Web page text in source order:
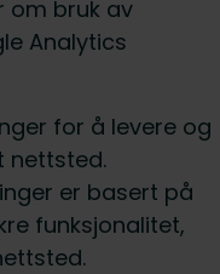
om bruk av
Analytics
for å levere og
nettsted.
er basert på
funksjonalitet,